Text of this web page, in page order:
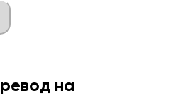
на